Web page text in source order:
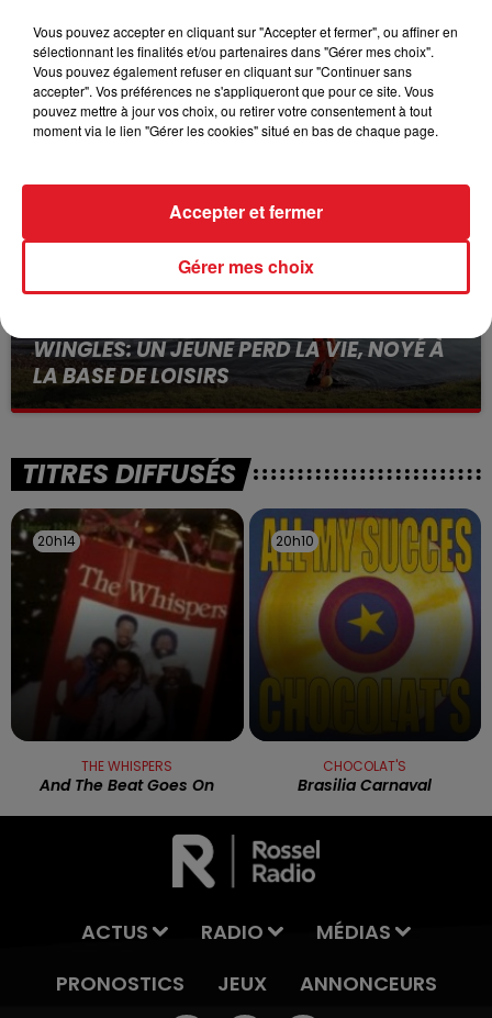
15 juillet 2026
BÉTHUNE: ENQUÊTE POUR HOMICIDE
VOLONTAIRE EN COURS, APRÈS LA...
Selon les premiers éléments, le logement servait
WINGLES: UN JEUNE PERD LA VIE, NOYÉ À
LA BASE DE LOISIRS
La victime a coulé à pic
TITRES DIFFUSÉS
20h14
20h14
THE WHISPERS
And The Beat Goes On
20h10
20h10
CHOCOLAT'S
Brasilia Carnaval
ACTUS RADIO
MÉDIAS
PRONOSTICS
JEUX ANNONCEURS
Vous pouvez accepter en cliquant sur "Accepter et fermer", ou affiner en
sélectionnant les finalités et/ou partenaires dans "Gérer mes choix".
Vous pouvez également refuser en cliquant sur "Continuer sans
accepter". Vos préférences ne s'appliqueront que pour ce site. Vous
pouvez mettre à jour vos choix, ou retirer votre consentement à tout
moment via le lien "Gérer les cookies" situé en bas de chaque page.
Gérer mes choix
Accepter et fermer